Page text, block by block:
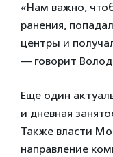
«Нам важно,
ранения,
центры и
— говорит
Еще один
и дневная
Также власти
направление